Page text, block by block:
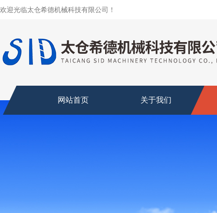
欢迎光临太仓希德机械科技有限公司！
网站首页 关于我们